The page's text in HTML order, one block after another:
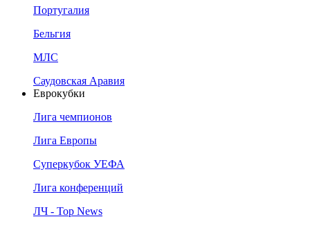
Португалия
Бельгия
МЛС
Саудовская Аравия
Еврокубки
Лига чемпионов
Лига Европы
Суперкубок УЕФА
Лига конференций
ЛЧ - Top News